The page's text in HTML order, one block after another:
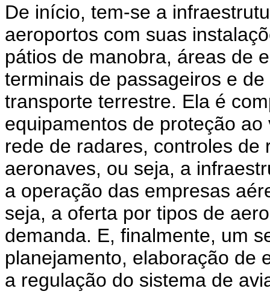
De início, tem-se a
aeroportos com suas
pátios de manobra, áreas de
terminais de passageiros e
transporte terrestre. Ela é
equipamentos de proteção
rede de radares, controles
aeronaves, ou seja, a
a operação das empresas
seja, a oferta por tipos de
demanda. E, finalmente, um
planejamento, elaboração de
a regulação do sistema de